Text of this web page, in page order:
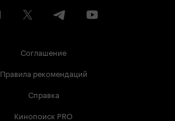
Соглашение
Правила рекомендаций
Справка
Кинопоиск PRO